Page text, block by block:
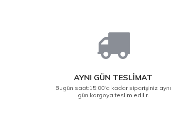
AYNI GÜN TESLİMAT
Bugün saat:15:00'a kadar siparişiniz aynı
gün kargoya teslim edilir.